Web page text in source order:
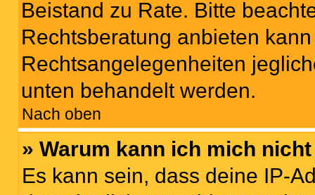
Beistand zu Rate. Bitte
Rechtsberatung anbieten
Rechtsangelegenheiten
unten behandelt werden.
Nach oben
» Warum kann ich mich
Es kann sein, dass deine IP-